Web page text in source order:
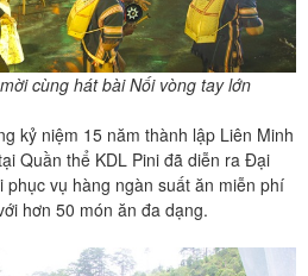
cùng hát bài Nối vòng tay lớn
kỷ niệm 15 năm thành lập Liên Minh
Quần thể KDL Pini đã diễn ra Đại
phục vụ hàng ngàn suất ăn miễn phí
hơn 50 món ăn đa dạng.